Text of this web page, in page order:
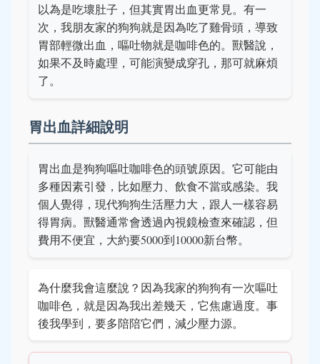
以為是吃壞肚子，但其實胃出血更常見。有一
次，我朋友家的狗狗就是因為吃了雞骨頭，導致
胃部輕微出血，嘔吐物就是咖啡色的。獸醫說，
如果不及時處理，可能演變成穿孔，那可就麻煩
了。
胃出血詳細說明
胃出血是狗狗嘔吐咖啡色的頭號原因。它可能由
多種因素引發，比如壓力、飲食不當或感染。我
個人覺得，現代狗狗生活壓力大，跟人一樣容易
得胃病。獸醫通常會透過內視鏡檢查來確認，但
費用不便宜，大約要5000到10000新台幣。
為什麼我會這麼說？因為我家的狗狗有一次嘔吐
咖啡色，就是因為我出差幾天，它焦慮過度。事
後我學到，要多陪陪它們，減少壓力源。